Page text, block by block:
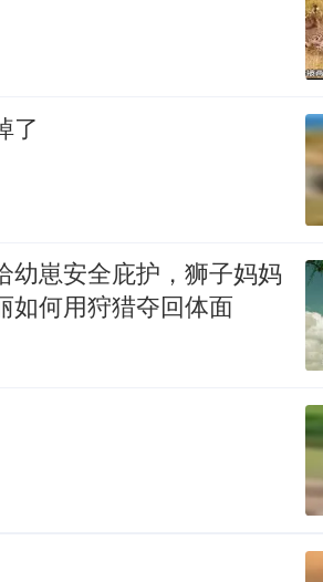
了
幼崽安全庇护，狮子妈妈
如何用狩猎夺回体面